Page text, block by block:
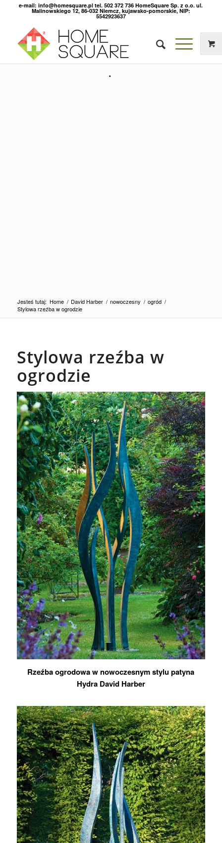
e-mail: info@homesquare.pl tel. 502 372 736 HomeSquare Sp. z o.o. ul.
Malinowskiego 12, 86-032 Niemcz, kujawsko-pomorskie, NIP:
5542923637
Jesteś tutaj: Home / David Harber / nowoczesny / ogród /
Stylowa rzeźba w ogrodzie
Stylowa rzeźba w
ogrodzie
Rzeźba ogrodowa w nowoczesnym stylu patyna
Hydra David Harber